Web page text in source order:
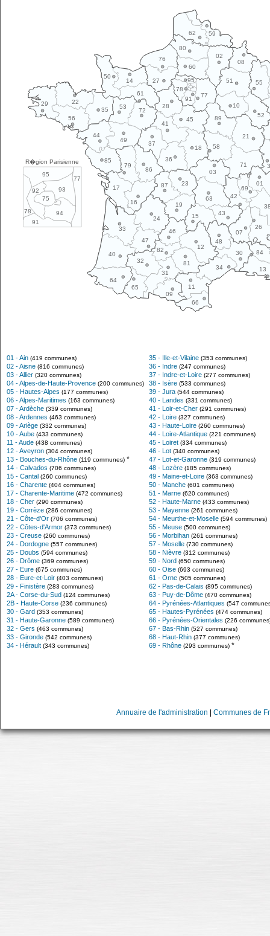
R�gion Parisienne
77
78
91
95
93
75
94
92
10
11
12
13
14
15
16
17
18
19
21
22
23
24
26
27
28
29
30
31
32
33
34
35
36
37
40
41
42
43
44
45
46
47
48
49
50
51
52
53
55
56
58
59
60
61
62
63
64
65
66
69
01
02
03
07
08
09
71
72
76
77
78
79
80
81
82 84
85
86
87
89
91
95
01 - Ain (419 communes)
02 - Aisne (816 communes)
03 - Allier (320 communes)
04 - Alpes-de-Haute-Provence (200 communes)
05 - Hautes-Alpes (177 communes)
06 - Alpes-Maritimes (163 communes)
07 - Ardèche (339 communes)
08 - Ardennes (463 communes)
09 - Ariège (332 communes)
10 - Aube (433 communes)
11 - Aude (438 communes)
12 - Aveyron (304 communes)
13 - Bouches-du-Rhône (119 communes) *
14 - Calvados (706 communes)
15 - Cantal (260 communes)
16 - Charente (404 communes)
17 - Charente-Maritime (472 communes)
18 - Cher (290 communes)
19 - Corrèze (286 communes)
21 - Côte-d'Or (706 communes)
22 - Côtes-d'Armor (373 communes)
23 - Creuse (260 communes)
24 - Dordogne (557 communes)
25 - Doubs (594 communes)
26 - Drôme (369 communes)
27 - Eure (675 communes)
28 - Eure-et-Loir (403 communes)
29 - Finistère (283 communes)
2A - Corse-du-Sud (124 communes)
2B - Haute-Corse (236 communes)
30 - Gard (353 communes)
31 - Haute-Garonne (589 communes)
32 - Gers (463 communes)
33 - Gironde (542 communes)
34 - Hérault (343 communes)
35 - Ille-et-Vilaine (353 communes)
36 - Indre (247 communes)
37 - Indre-et-Loire (277 communes)
38 - Isère (533 communes)
39 - Jura (544 communes)
40 - Landes (331 communes)
41 - Loir-et-Cher (291 communes)
42 - Loire (327 communes)
43 - Haute-Loire (260 communes)
44 - Loire-Atlantique (221 communes)
45 - Loiret (334 communes)
46 - Lot (340 communes)
47 - Lot-et-Garonne (319 communes)
48 - Lozère (185 communes)
49 - Maine-et-Loire (363 communes)
50 - Manche (601 communes)
51 - Marne (620 communes)
52 - Haute-Marne (433 communes)
53 - Mayenne (261 communes)
54 - Meurthe-et-Moselle (594 communes)
55 - Meuse (500 communes)
56 - Morbihan (261 communes)
57 - Moselle (730 communes)
58 - Nièvre (312 communes)
59 - Nord (650 communes)
60 - Oise (693 communes)
61 - Orne (505 communes)
62 - Pas-de-Calais (895 communes)
63 - Puy-de-Dôme (470 communes)
64 - Pyrénées-Atlantiques (547
65 - Hautes-Pyrénées (474 communes)
66 - Pyrénées-Orientales (226
67 - Bas-Rhin (527 communes)
68 - Haut-Rhin (377 communes)
69 - Rhône (293 communes) *
Annuaire de l'administration Communes de